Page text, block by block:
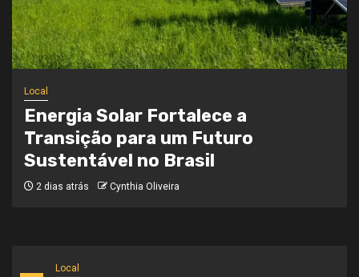
Local
Local
Onde a Informação Encontra o Seu
Caminho
3 semanas atrás Cynthia Oliveira